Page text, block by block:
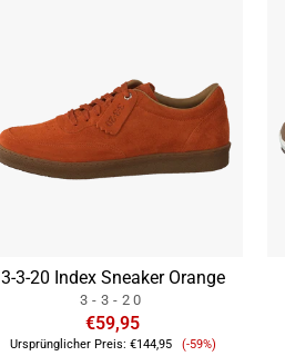
3-3-20 Index Sneaker Orange
3-3-20
€59,95
Ursprünglicher Preis: €144,95 Verkaufspreis
(-59%)